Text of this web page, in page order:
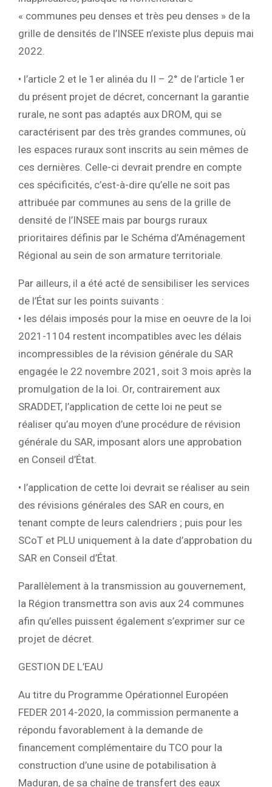
« communes peu denses et très peu denses » de la
grille de densités de l’INSEE n’existe plus depuis mai
2022.
• l’article 2 et le 1er alinéa du II – 2° de l’article 1er
du présent projet de décret, concernant la garantie
rurale, ne sont pas adaptés aux DROM, qui se
caractérisent par des très grandes communes, où
les espaces ruraux sont inscrits au sein mêmes de
ces dernières. Celle-ci devrait prendre en compte
ces spécificités, c’est-à-dire qu’elle ne soit pas
attribuée par communes au sens de la grille de
densité de l’INSEE mais par bourgs ruraux
prioritaires définis par le Schéma d’Aménagement
Régional au sein de son armature territoriale.
Par ailleurs, il a été acté de sensibiliser les services
de l’État sur les points suivants :
• les délais imposés pour la mise en oeuvre de la loi
2021-1104 restent incompatibles avec les délais
incompressibles de la révision générale du SAR
engagée le 22 novembre 2021, soit 3 mois après la
promulgation de la loi. Or, contrairement aux
SRADDET, l’application de cette loi ne peut se
réaliser qu’au moyen d’une procédure de révision
générale du SAR, imposant alors une approbation
en Conseil d’État.
• l’application de cette loi devrait se réaliser au sein
des révisions générales des SAR en cours, en
tenant compte de leurs calendriers ; puis pour les
SCoT et PLU uniquement à la date d’approbation du
SAR en Conseil d’État.
Parallèlement à la transmission au gouvernement,
la Région transmettra son avis aux 24 communes
afin qu’elles puissent également s’exprimer sur ce
projet de décret.
GESTION DE L’EAU
Au titre du Programme Opérationnel Européen
FEDER 2014-2020, la commission permanente a
répondu favorablement à la demande de
financement complémentaire du TCO pour la
construction d’une usine de potabilisation à
Maduran, de sa chaîne de transfert des eaux